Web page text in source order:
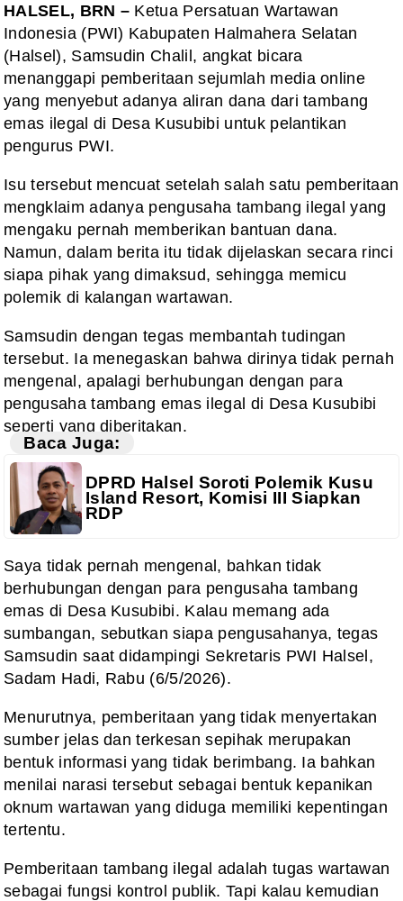
HALSEL, BRN – Ketua Persatuan Wartawan
Indonesia (PWI) Kabupaten Halmahera Selatan
(Halsel), Samsudin Chalil, angkat bicara
menanggapi pemberitaan sejumlah media online
yang menyebut adanya aliran dana dari tambang
emas ilegal di Desa Kusubibi untuk pelantikan
pengurus PWI.
‎Isu tersebut mencuat setelah salah satu pemberitaan
mengklaim adanya pengusaha tambang ilegal yang
mengaku pernah memberikan bantuan dana.
Namun, dalam berita itu tidak dijelaskan secara rinci
siapa pihak yang dimaksud, sehingga memicu
polemik di kalangan wartawan.
‎Samsudin dengan tegas membantah tudingan
tersebut. Ia menegaskan bahwa dirinya tidak pernah
mengenal, apalagi berhubungan dengan para
pengusaha tambang emas ilegal di Desa Kusubibi
seperti yang diberitakan.
Baca Juga:
DPRD Halsel Soroti Polemik Kusu
Island Resort, Komisi III Siapkan
RDP
‎‎Saya tidak pernah mengenal, bahkan tidak
berhubungan dengan para pengusaha tambang
emas di Desa Kusubibi. Kalau memang ada
sumbangan, sebutkan siapa pengusahanya, tegas
Samsudin saat didampingi Sekretaris PWI Halsel,
Sadam Hadi, Rabu (6/5/2026).
‎Menurutnya, pemberitaan yang tidak menyertakan
sumber jelas dan terkesan sepihak merupakan
bentuk informasi yang tidak berimbang. Ia bahkan
menilai narasi tersebut sebagai bentuk kepanikan
oknum wartawan yang diduga memiliki kepentingan
tertentu.
‎Pemberitaan tambang ilegal adalah tugas wartawan
sebagai fungsi kontrol publik. Tapi kalau kemudian